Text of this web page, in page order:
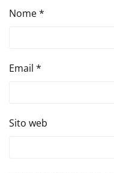
Nome*
Email *
Sito web